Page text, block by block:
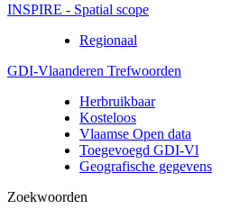
INSPIRE - Spatial scope
Regionaal
GDI-Vlaanderen Trefwoorden
Herbruikbaar
Kosteloos
Vlaamse Open data
Toegevoegd GDI-Vl
Geografische gegevens
Zoekwoorden